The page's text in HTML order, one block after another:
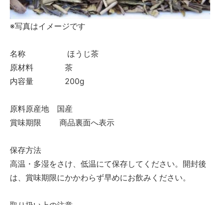
※写真はイメージです
名称 ほうじ茶
原材料 茶
内容量 200g
原料原産地 国産
賞味期限 商品裏面へ表示
保存方法
高温・多湿をさけ、低温にて保存してください。開封後
は、賞味期限にかかわらず早めにお飲みください。